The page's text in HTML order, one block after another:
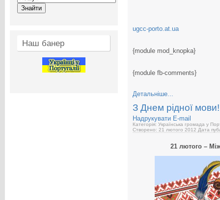
Наш банер
ugcc-porto.at.ua
{module mod_knopka}
{module fb-comments}
Детальніше...
З Днем рідної мови!
Надрукувати E-mail
Категорія: Українська громада у
Створено: 21 лютого 2012 Дата
21 лютого –